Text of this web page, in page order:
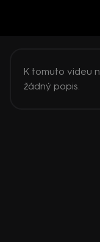
K tomuto videu
žádný popis.